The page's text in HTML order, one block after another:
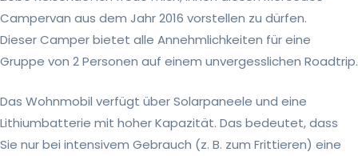
Campervan aus dem Jahr 2016 vorstellen zu dürfen.
Dieser Camper bietet alle Annehmlichkeiten für eine
Gruppe von 2 Personen auf einem unvergesslichen Roadtrip.
Das Wohnmobil verfügt über Solarpaneele und eine
Lithiumbatterie mit hoher Kapazität. Das bedeutet, dass
Sie nur bei intensivem Gebrauch (z. B. zum Frittieren) eine